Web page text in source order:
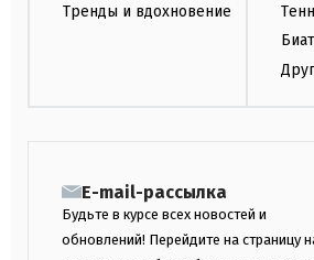
Тренды и вдохновение
E-mail-рассылка
Будьте в курсе всех новостей и
обновлений! Перейдите на страницу